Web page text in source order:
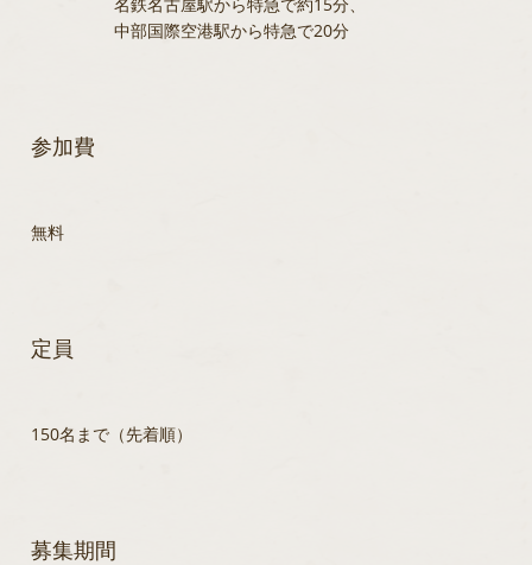
中部国際空港駅から特急で20分
参加費
無料
定員
150名まで（先着順）
募集期間